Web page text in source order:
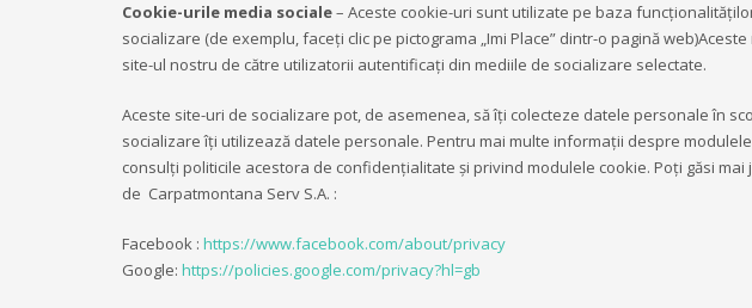
Cookie-urile media sociale– Aceste cookie-uri sunt utilizate pe baza
socializare (de exemplu, faceți clic pe pictograma „Imi Place” dintr-o pagină
site-ul nostru de către utilizatorii autentificaţi din mediile de socializare selectate.
Aceste site-uri de socializare pot, de asemenea, să îţi colecteze datele personale în
socializare îţi utilizează datele personale. Pentru mai multe informaţii despre
consulţi politicile acestora de confidenţialitate şi privind modulele cookie. Poţi găsi
de Carpatmontana Serv S.A. :
Facebook : https://www.facebook.com/about/privacy
Google: https://policies.google.com/privacy?hl=gb